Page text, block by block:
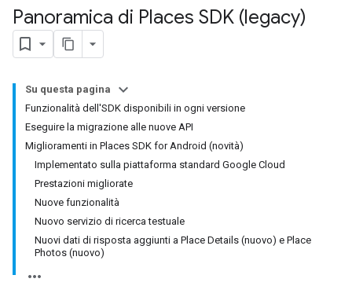
Panoramica di Places SDK (legacy)
Su questa pagina
Funzionalità dell'SDK disponibili in ogni versione
Eseguire la migrazione alle nuove API
Miglioramenti in Places SDK for Android (novità)
Implementato sulla piattaforma standard Google Cloud
Prestazioni migliorate
Nuove funzionalità
Nuovo servizio di ricerca testuale
Nuovi dati di risposta aggiunti a Place Details (nuovo) e Place
Photos (nuovo)